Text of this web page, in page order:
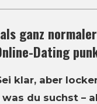
ganz
Dating
klar, aber
du suchst –